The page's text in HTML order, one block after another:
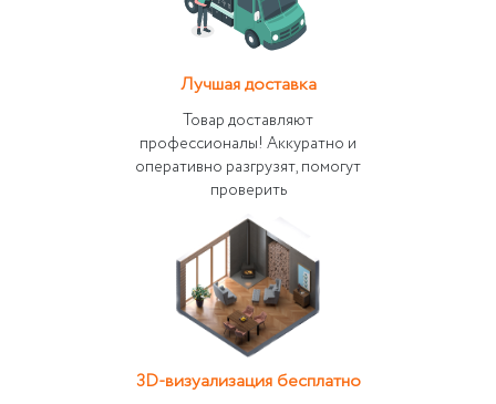
Лучшая доставка
Товар доставляют
профессионалы! Аккуратно и
оперативно разгрузят, помогут
проверить
3D-визуализация бесплатно